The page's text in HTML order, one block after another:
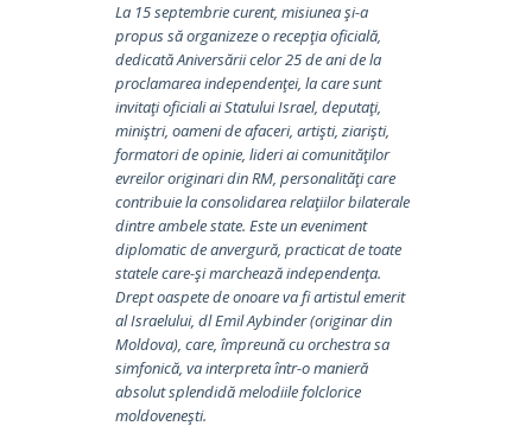
La 15 septembrie curent, misiunea şi-a
propus să organizeze o recepţia oficială,
dedicată Aniversării celor 25 de ani de la
proclamarea independenţei, la care sunt
invitaţi oficiali ai Statului Israel, deputaţi,
miniştri, oameni de afaceri, artişti, ziarişti,
formatori de opinie, lideri ai comunităţilor
evreilor originari din RM, personalităţi care
contribuie la consolidarea relaţiilor bilaterale
dintre ambele state. Este un eveniment
diplomatic de anvergură, practicat de toate
statele care-şi marchează independenţa.
Drept oaspete de onoare va fi artistul emerit
al Israelului, dl Emil Aybinder (originar din
Moldova), care, împreună cu orchestra sa
simfonică, va interpreta într-o manieră
absolut splendidă melodiile folclorice
moldoveneşti.